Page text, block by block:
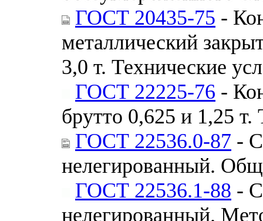
ГОСТ 20435-75 -
металлический
3,0 т. Технические
ГОСТ 22225-76 -
брутто 0,625 и 1,25 т.
ГОСТ 22536.0-87 -
нелегированный.
ГОСТ 22536.1-88 -
нелегированный.